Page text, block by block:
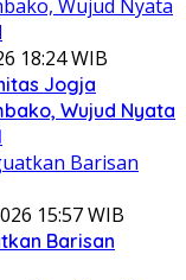
18:24 WIB
Jogja
Wujud Nyata
15:57 WIB
Barisan